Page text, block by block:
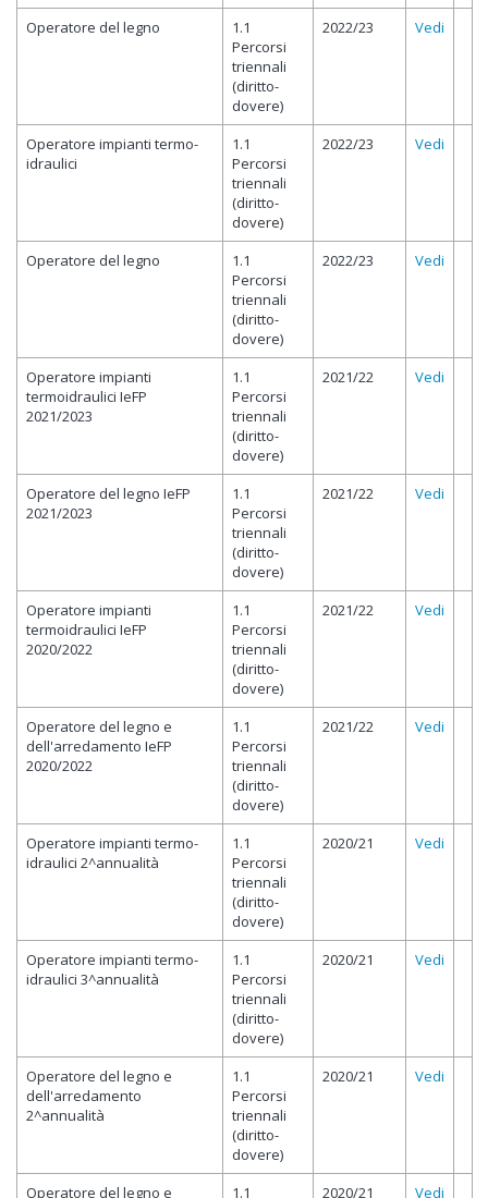
Operatore del legno
1.1
Percorsi
triennali
(diritto-
dovere)
2022/23 Vedi
Operatore impianti termo-
idraulici
1.1
Percorsi
triennali
(diritto-
dovere)
2022/23 Vedi
Operatore del legno
1.1
Percorsi
triennali
(diritto-
dovere)
2022/23 Vedi
Operatore impianti
termoidraulici IeFP
2021/2023
1.1
Percorsi
triennali
(diritto-
dovere)
2021/22 Vedi
Operatore del legno IeFP
2021/2023
1.1
Percorsi
triennali
(diritto-
dovere)
2021/22 Vedi
Operatore impianti
termoidraulici IeFP
2020/2022
1.1
Percorsi
triennali
(diritto-
dovere)
2021/22 Vedi
Operatore del legno e
dell'arredamento IeFP
2020/2022
1.1
Percorsi
triennali
(diritto-
dovere)
2021/22 Vedi
Operatore impianti termo-
idraulici 2^annualità
1.1
Percorsi
triennali
(diritto-
dovere)
2020/21 Vedi
Operatore impianti termo-
idraulici 3^annualità
1.1
Percorsi
triennali
(diritto-
dovere)
2020/21 Vedi
Operatore del legno e
dell'arredamento
2^annualità
1.1
Percorsi
triennali
(diritto-
dovere)
2020/21 Vedi
Operatore del legno e 1.1 2020/21 Vedi